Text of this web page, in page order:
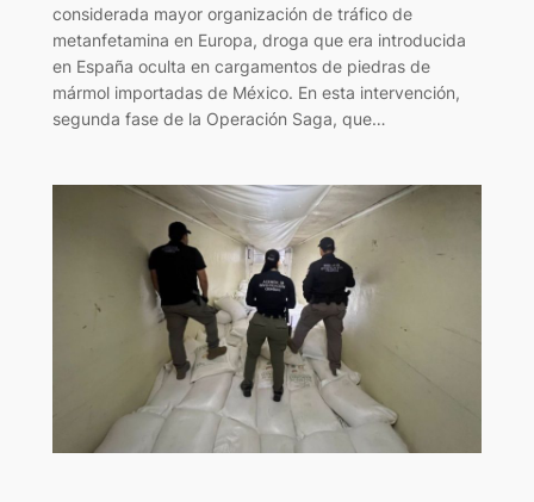
considerada mayor organización de tráfico de
metanfetamina en Europa, droga que era introducida
en España oculta en cargamentos de piedras de
mármol importadas de México. En esta intervención,
segunda fase de la Operación Saga, que…